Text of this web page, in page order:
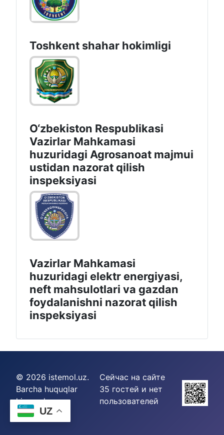
UZ
Toshkеnt shаhаr hоkimligi
O‘zbekiston Respublikasi
Vazirlar Mahkamasi
huzuridagi Agrosanoat majmui
ustidan nazorat qilish
inspeksiyasi
Vazirlar Mahkamasi
huzuridagi elektr energiyasi,
neft mahsulotlari va gazdan
foydalanishni nazorat qilish
inspeksiyasi
© 2026 istemol.uz.
Barcha huquqlar
himoyalangan.
Сейчас на сайте
35 гостей и нет
пользователей